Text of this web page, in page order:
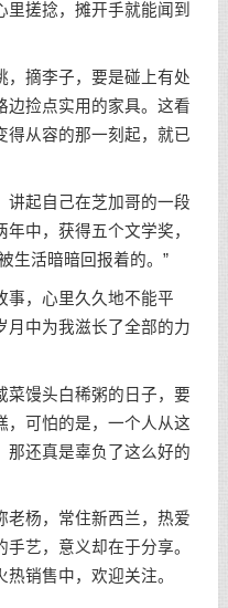
搓捻，摊开手就能闻到
摘李子，要是碰上有处
边捡点实用的家具。这看
得从容的那一刻起，就已
起自己在芝加哥的一段
中，获得五个文学奖，
生活暗暗回报着的。”
，心里久久地不能平
月中为我滋长了全部的力
馒头白稀粥的日子，要
，可怕的是，一个人从这
那还真是辜负了这么好的
杨，常住新西兰，热爱
艺，意义却在于分享。
销售中，欢迎关注。